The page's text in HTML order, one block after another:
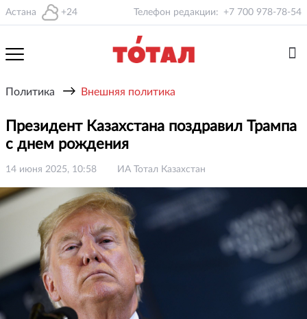
Астана +24 Телефон редакции: +7 700 978-78-54
Политика → Внешняя политика
Президент Казахстана поздравил Трампа
с днем рождения
14 июня 2025, 10:58 ИА Тотал Казахстан